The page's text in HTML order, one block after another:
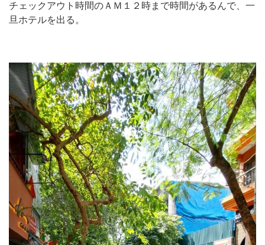
チェックアウト時間のＡＭ１２時まで時間があるんで、一
旦ホテルを出る。